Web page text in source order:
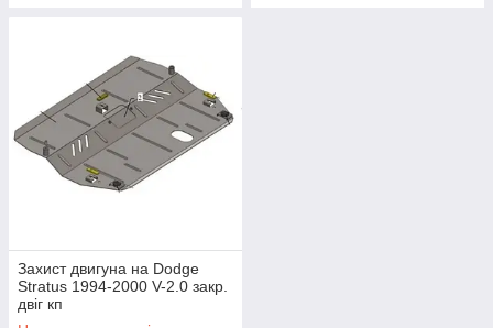
Захист двигуна на Dodge
Stratus 1994-2000 V-2.0 закр.
двіг кп